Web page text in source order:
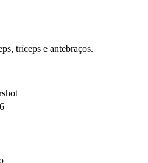
tríceps e antebraços.